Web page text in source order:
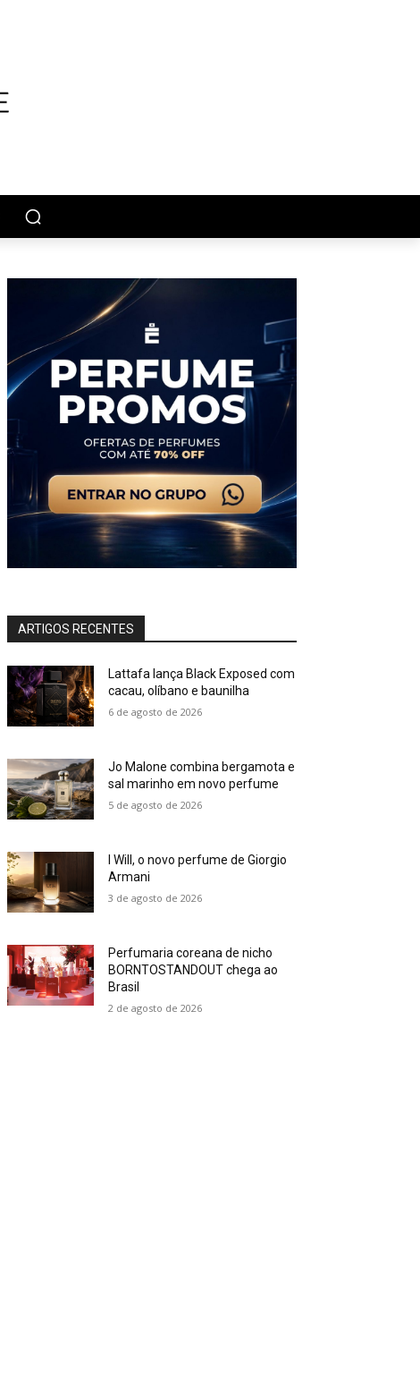
ARTIGOS RECENTES
Lattafa lança Black Exposed com
cacau, olíbano e baunilha
6 de agosto de 2026
Jo Malone combina bergamota e
sal marinho em novo perfume
5 de agosto de 2026
I Will, o novo perfume de Giorgio
Armani
3 de agosto de 2026
Perfumaria coreana de nicho
BORNTOSTANDOUT chega ao
Brasil
2 de agosto de 2026